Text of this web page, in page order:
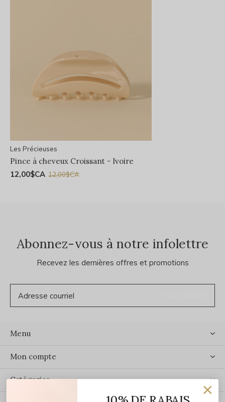
Les Précieuses
Pince à cheveux Croissant - Ivoire
12,00$CA 12,00$CA
Abonnez-vous à notre infolettre
Recevez les dernières offres et promotions
Menu
Mon compte
Catégories